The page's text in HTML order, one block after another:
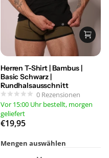
Herren T-Shirt | Bambus |
Basic Schwarz |
Rundhalsausschnitt
0 Rezensionen
Vor 15:00 Uhr bestellt, morgen
geliefert
€19,95
Mengen auswählen